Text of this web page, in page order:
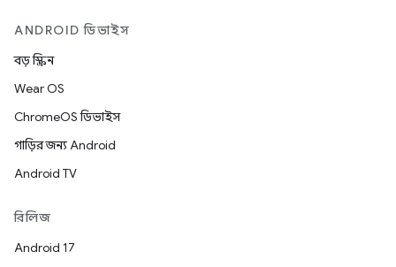
ANDROID ডিভাইস
বড় স্ক্রিন
Wear OS
ChromeOS ডিভাইস
গাড়ির জন্য Android
Android TV
রিলিজ
Android 17